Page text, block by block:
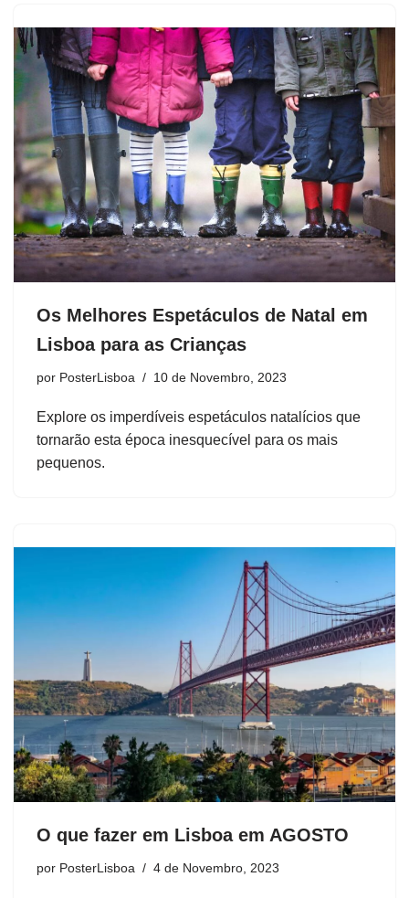
Os Melhores Espetáculos de Natal em
Lisboa para as Crianças
por PosterLisboa 10 de Novembro, 2023
Explore os imperdíveis espetáculos natalícios que
tornarão esta época inesquecível para os mais
pequenos.
O que fazer em Lisboa em AGOSTO
por PosterLisboa 4 de Novembro, 2023